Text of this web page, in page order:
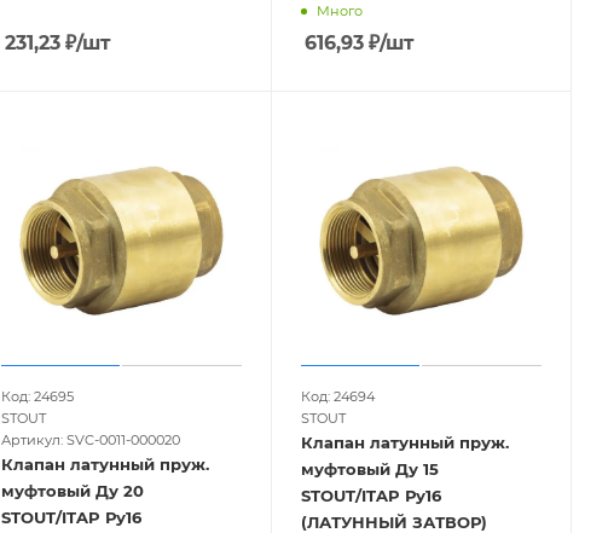
231,23₽/шт
Много
616,93₽/шт
Код: 24695
STOUT
Артикул: SVC-0011-000020
Клапан латунный пруж.
муфтовый Ду 20
STOUT/ITAP Ру16
Код: 24694
STOUT
Клапан латунный пруж.
муфтовый Ду 15
STOUT/ITAP Ру16
(ЛАТУННЫЙ ЗАТВОР)